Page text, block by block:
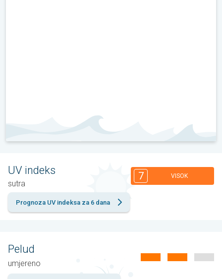
UV indeks
sutra
7 VISOK
Prognoza UV indeksa za 6 dana
Pelud
umjereno